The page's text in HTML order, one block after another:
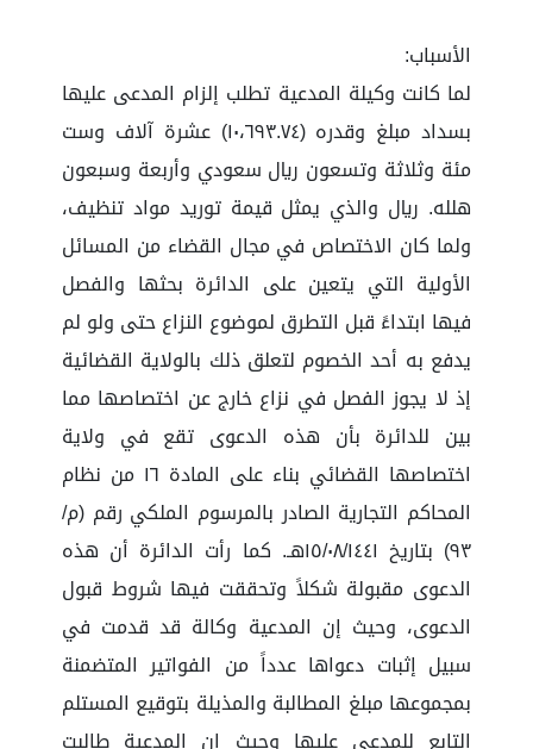
الأسباب:
لما كانت وكيلة المدعية تطلب إلزام المدعى عليها
بسداد مبلغ وقدره (١٠،٦٩٣.٧٤) عشرة آلاف وست
مئة وثلاثة وتسعون ريال سعودي وأربعة وسبعون
هلله. ريال والذي يمثل قيمة توريد مواد تنظيف،
ولما كان الاختصاص في مجال القضاء من المسائل
الأولية التي يتعين على الدائرة بحثها والفصل
فيها ابتداءً قبل التطرق لموضوع النزاع حتى ولو لم
يدفع به أحد الخصوم لتعلق ذلك بالولاية القضائية
إذ لا يجوز الفصل في نزاع خارج عن اختصاصها مما
بين للدائرة بأن هذه الدعوى تقع في ولاية
اختصاصها القضائي بناء على المادة ١٦ من نظام
المحاكم التجارية الصادر بالمرسوم الملكي رقم (م/
٩٣) بتاريخ ١٥/٠٨/١٤٤١هـ. كما رأت الدائرة أن هذه
الدعوى مقبولة شكلاً وتحققت فيها شروط قبول
الدعوى، وحيث إن المدعية وكالة قد قدمت في
سبيل إثبات دعواها عدداً من الفواتير المتضمنة
بمجموعها مبلغ المطالبة والمذيلة بتوقيع المستلم
التابع للمدعى عليها وحيث إن المدعية طالبت